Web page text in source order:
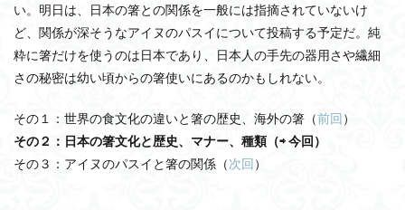
い。明日は、日本の箸との関係を一般には指摘されていないけ
ど、関係が深そうなアイヌのパスイについて投稿する予定だ。純
粋に箸だけを使うのは日本であり、日本人の手先の器用さや繊細
さの秘密は幼い頃からの箸使いにあるのかもしれない。
その１：世界の食文化の違いと箸の歴史、海外の箸（前回）
その２：日本の箸文化と歴史、マナー、種類（⇨ 今回）
その３：アイヌのパスイと箸の関係（次回）